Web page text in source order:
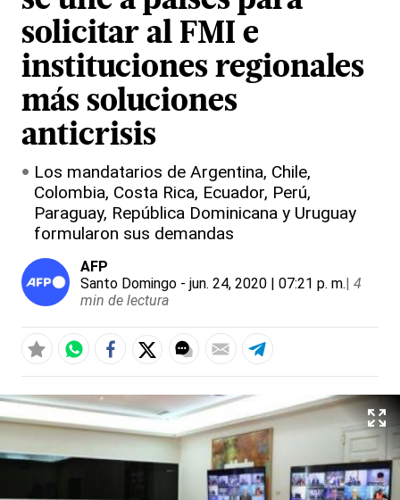
solicitar al FMI e
instituciones regionales
más soluciones
anticrisis
Los mandatarios de Argentina, Chile,
Colombia, Costa Rica, Ecuador, Perú,
Paraguay, República Dominicana y Uruguay
formularon sus demandas
AFP
Santo Domingo - jun. 24, 2020 | 07:21 p. m.| 4
min de lectura